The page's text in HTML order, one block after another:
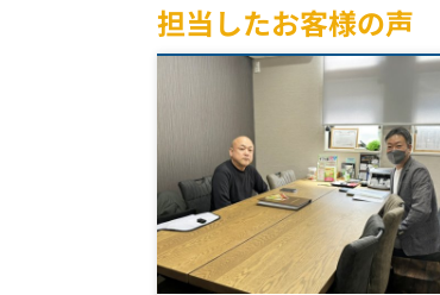
担当したお客様の声